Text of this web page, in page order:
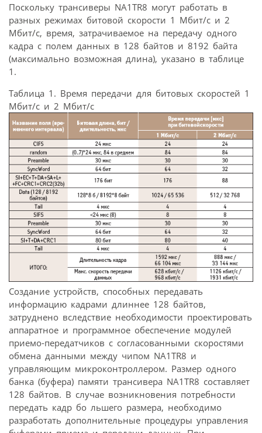
Поскольку трансиверы NA1TR8 могут работать в
разных режимах битовой скорости 1 Мбит/с и 2
Мбит/с, время, затрачиваемое на передачу одного
кадра с полем данных в 128 байтов и 8192 байта
(максимально возможная длина), указано в таблице
1.
Таблица 1. Время передачи для битовых скоростей 1
Мбит/с и 2 Мбит/с
Создание устройств, способных передавать
информацию кадрами длиннее 128 байтов,
затруднено вследствие необходимости проектировать
аппаратное и программное обеспечение модулей
приемо-передатчиков с согласованными скоростями
обмена данными между чипом NA1TR8 и
управляющим микроконтроллером. Размер одного
банка (буфера) памяти трансивера NA1TR8 составляет
128 байтов. В случае возникновения потребности
передать кадр бо льшего размера, необходимо
разработать дополнительные процедуры управления